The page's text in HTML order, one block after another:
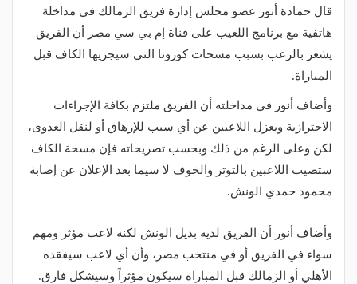
قال حمادة أنور عضو مجلس إدارة فريق الزمالك في مداخلة
هاتفية مع برنامج اللعيب على قناة إم بي سي مصر أن الفريق
يشعر بالرعب بسبب مسحات كورونا التي سيجريها الكاف قبل
المباراة.
وأضاف أنور في مداخلته أن الفريق ملتزم بكافة الإجراءات
الاحترازية ويعزل اللاعبين عن أي سبب للإرهاق أو لنقل العدوى،
لكن وعلى الرغم من ذلك وبحسب تصريحاته فإن مسحة الكاف
ستصيب اللاعبين بالتوتر والخوف لا سيما بعد الإعلان عن إصابة
محمود حمدي الونش.
وأضاف أنور أن الفريق لديه بديل الونش لكنه لاعب مؤثر ومهم
سواء في الفريق أو في منتخب مصر، وأن أي لاعب سيفقده
الأهلي أو الزمالك قبل المباراة سيكون مؤثراً وسيشكل فارق.